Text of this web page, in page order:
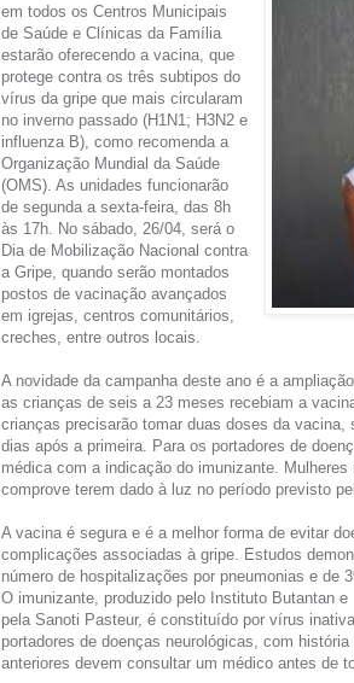
em todos os Centros Municipais
de Saúde e Clínicas da Família
estarão oferecendo a vacina, que
protege contra os três subtipos do
vírus da gripe que mais circularam
no inverno passado (H1N1; H3N2 e
influenza B), como recomenda a
Organização Mundial da Saúde
(OMS). As unidades funcionarão
de segunda a sexta-feira, das 8h
às 17h. No sábado, 26/04, será o
Dia de Mobilização Nacional contra
a Gripe, quando serão montados
postos de vacinação avançados
em igrejas, centros comunitários,
creches, entre outros locais.
A novidade da campanha deste ano é a
as crianças de seis a 23 meses recebiam a
crianças precisarão tomar duas doses da
dias após a primeira. Para os portadores de
médica com a indicação do imunizante.
comprove terem dado à luz no período previsto
A vacina é segura e é a melhor forma de evitar
complicações associadas à gripe. Estudos
número de hospitalizações por pneumonias e de
O imunizante, produzido pelo Instituto Butantan e
pela Sanoti Pasteur, é constituído por vírus
portadores de doenças neurológicas, com
anteriores devem consultar um médico antes de